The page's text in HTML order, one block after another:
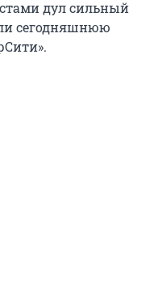
дул сильный
сегодняшнюю